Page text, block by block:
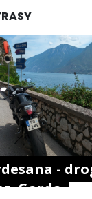
-
Garda.